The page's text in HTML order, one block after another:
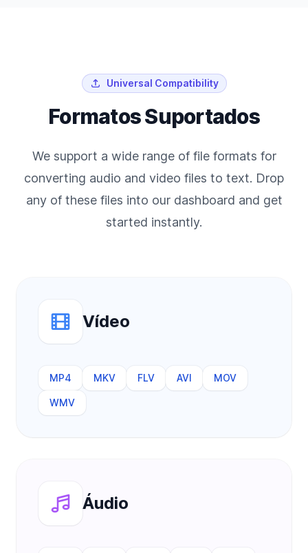
Universal Compatibility
Formatos Suportados
We support a wide range of file formats for
converting audio and video files to text. Drop
any of these files into our dashboard and get
started instantly.
Vídeo
MP4 MKV FLV AVI MOV
WMV
Áudio